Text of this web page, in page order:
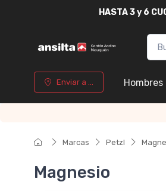
HASTA3 y 6
Enviar a ... Hombres
Marcas Petzl
Magnesio